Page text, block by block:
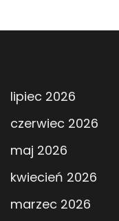
lipiec 2026
czerwiec 2026
maj 2026
kwiecień 2026
marzec 2026